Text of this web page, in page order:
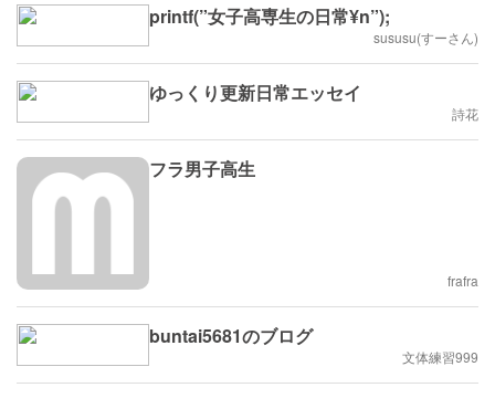
printf(”女子高専生の日常¥n”);
sususu(すーさん)
ゆっくり更新日常エッセイ
詩花
フラ男子高生
frafra
buntai5681のブログ
文体練習999